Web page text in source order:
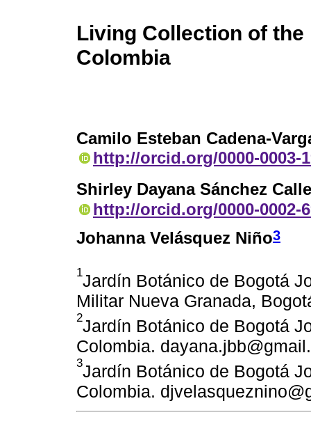
Living Collection of
Colombia
Camilo Esteban Cadena-
http://orcid.org/0000-0003-
Shirley Dayana Sánchez
http://orcid.org/0000-0002-
Johanna Velásquez Niño3
1Jardín Botánico de Bogotá
Militar Nueva Granada,
2Jardín Botánico de Bogotá
Colombia.
3Jardín Botánico de Bogotá
Colombia.